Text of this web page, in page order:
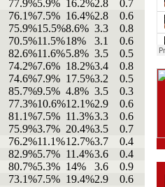
77.9%5.9% 16.2%2.8
0.7
76.1%7.5% 16.4%2.8
0.6
75.9%15.5%8.6% 3.3
0.8
70.5%11.5%18% 3.1
0.6
82.6%11.6%5.8% 3.5
0.5
74.2%7.6% 18.2%3.4
0.8
74.6%7.9% 17.5%3.2
0.5
85.7%9.5% 4.8% 3.5
0.3
77.3%10.6%12.1%2.9
0.6
81.1%7.5% 11.3%3.3
0.6
75.9%3.7% 20.4%3.5
0.7
76.2%11.1%12.7%3.7
0.4
82.9%5.7% 11.4%3.6
0.4
80.7%5.3% 14% 3.6
0.9
73.1%7.5% 19.4%2.9
0.6